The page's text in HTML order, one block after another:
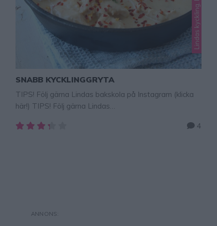
SNABB KYCKLINGGRYTA
TIPS! Följ gärna Lindas bakskola på Instagram (klicka
här!) TIPS! Följ gärna Lindas
som jag ofta slänger ihop när familjen ska äta middag 4